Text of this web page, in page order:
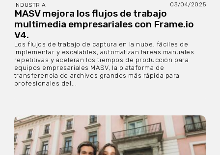
INDUSTRIA 03/04/2025
MASV mejora los flujos de trabajo
multimedia empresariales con Frame.io
V4.
Los flujos de trabajo de captura en la nube, fáciles de
implementar y escalables, automatizan tareas manuales
repetitivas y aceleran los tiempos de producción para
equipos empresariales MASV, la plataforma de
transferencia de archivos grandes más rápida para
profesionales del...